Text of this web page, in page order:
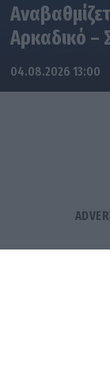
Αρκαδικό –
04.08.2026 13:00